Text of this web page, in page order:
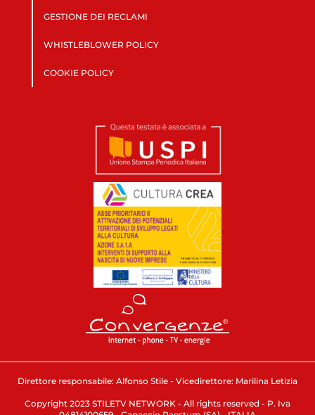
GESTIONE DEI RECLAMI
WHISTLEBLOWER POLICY
COOKIE POLICY
Direttore responsabile: Alfonso Stile - Vicedirettore: Marilina Letizia
Copyright 2023 STILETV NETWORK - All rights reserved - P. Iva